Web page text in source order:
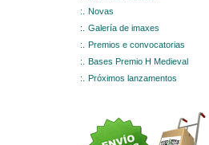
:.
Novas
:.
Galería de imaxes
:.
Premios e convocatorias
:.
Bases Premio H Medieval
:.
Próximos lanzamentos